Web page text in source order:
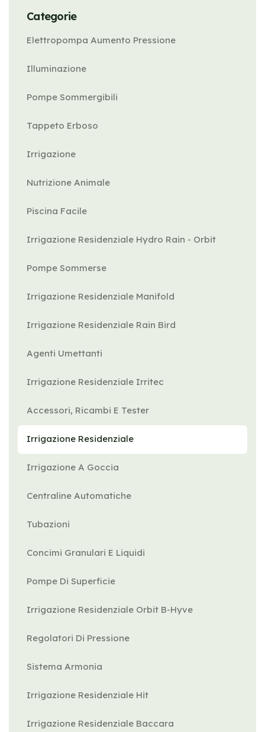
Categorie
Elettropompa Aumento Pressione
Illuminazione
Pompe Sommergibili
Tappeto Erboso
Irrigazione
Nutrizione Animale
Piscina Facile
Irrigazione Residenziale Hydro Rain - Orbit
Pompe Sommerse
Irrigazione Residenziale Manifold
Irrigazione Residenziale Rain Bird
Agenti Umettanti
Irrigazione Residenziale Irritec
Accessori, Ricambi E Tester
Irrigazione Residenziale
Irrigazione A Goccia
Centraline Automatiche
Tubazioni
Concimi Granulari E Liquidi
Pompe Di Superficie
Irrigazione Residenziale Orbit B-Hyve
Regolatori Di Pressione
Sistema Armonia
Irrigazione Residenziale Hit
Irrigazione Residenziale Baccara